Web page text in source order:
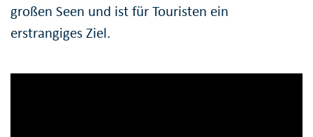
großen Seen und ist für Touristen ein
erstrangiges Ziel.